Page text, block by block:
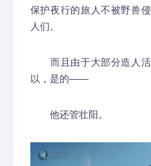
保护夜行的旅人不被野兽
人们。
而且由于大部分造人活
以，是的——
他还管壮阳。